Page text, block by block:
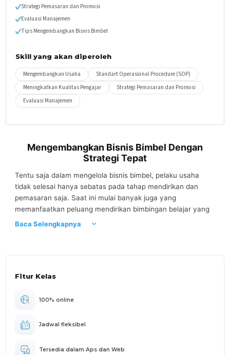
Strategi Pemasaran dan Promosi
Evaluasi Manajemen
Tips Mengembangkan Bisnis Bimbel
Skill yang akan diperoleh
Mengembangkan Usaha
Standart Operasional Procedure (SOP)
Meningkatkan Kualitas Pengajar
Strategi Pemasaran dan Promosi
Evaluasi Manajemen
Mengembangkan Bisnis Bimbel Dengan
Strategi Tepat
Tentu saja dalam mengelola bisnis bimbel, pelaku usaha
tidak selesai hanya sebatas pada tahap mendirikan dan
pemasaran saja. Saat ini mulai banyak juga yang
memanfaatkan peluang mendirikan bimbingan belajar yang
membuat persaingan bisnis bimbel semakin ketat. Sehingga
sebuah usaha terutama bimbingan belajar. Sebagai contoh,
memasarkan produknya pada para siswa saja sementara
sebagai pembuat keputusan, terkadang terlewatkan. Oleh
mengatasi berbagai kesalahan yang sering terjadi dalam
Baca Selengkapnya
Fitur Kelas
100% online
Jadwal fleksibel
Tersedia dalam Aps dan Web